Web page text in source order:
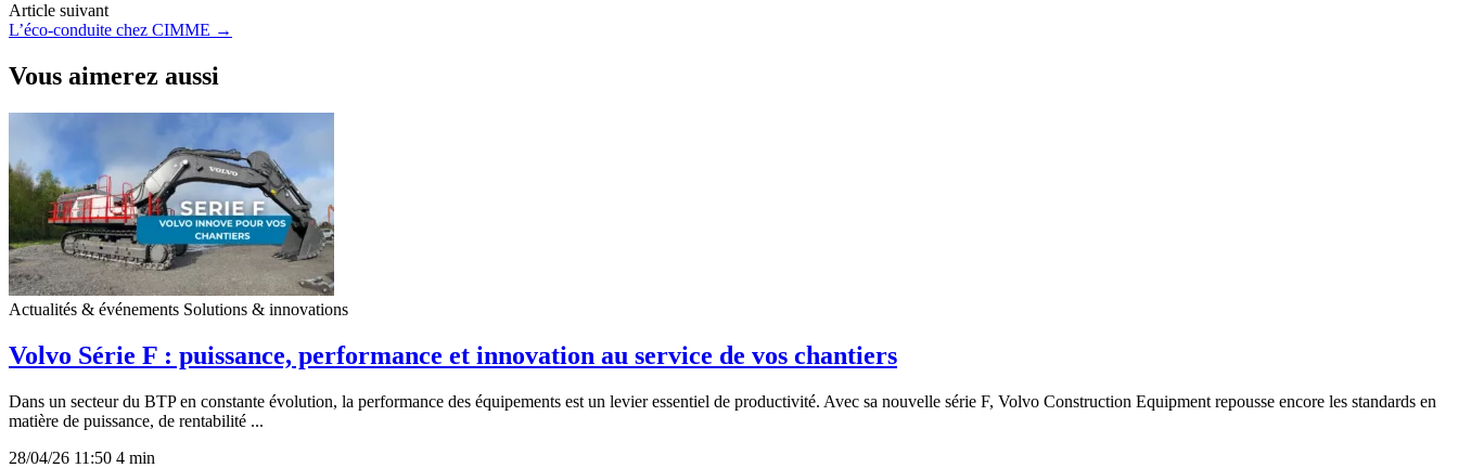
Article suivant
L’éco-conduite chez CIMME →
Vous aimerez aussi
Actualités & événements Solutions & innovations
Volvo Série F : puissance, performance et innovation au service de vos chantiers
Dans un secteur du BTP en constante évolution, la performance des équipements est un levier essentiel de productivité. Avec sa nouvelle série F, Volvo Construction Equipment repousse encore les standards en
matière de puissance, de rentabilité ...
28/04/26 11:50 4 min